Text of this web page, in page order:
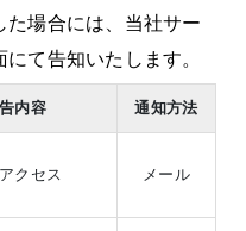
場合には、当社サー
て告知いたします。
内容 通知方法
クセス メール